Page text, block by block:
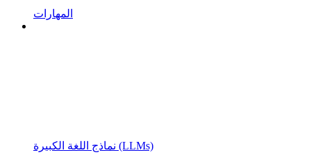
المهارات
نماذج اللغة الكبيرة (LLMs)